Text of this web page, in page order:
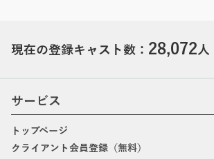
現在の登録キャスト数： 28,072人
サービス
トップページ
クライアント会員登録（無料）